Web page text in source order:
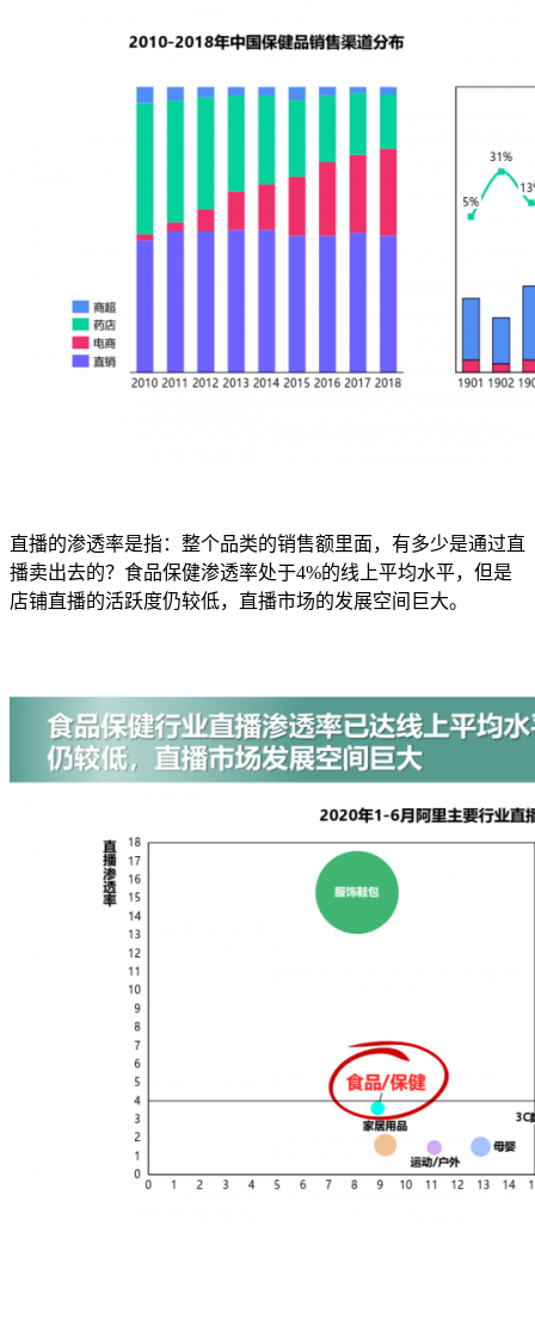
直播的渗透率是指：整个品类的销售额里面，有多少是通过直
播卖出去的？食品保健渗透率处于4%的线上平均水平，但是
店铺直播的活跃度仍较低，直播市场的发展空间巨大。